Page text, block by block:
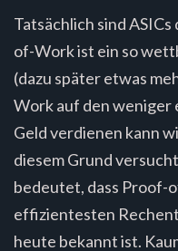
Tatsächlich sind
of-Work ist ein so
(dazu später etwas
Work auf den
Geld verdienen kann
diesem Grund
bedeutet, dass Proof-
effizientesten
heute bekannt ist.